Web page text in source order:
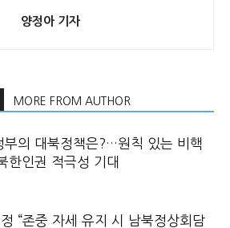
양정아 기자
MORE FROM AUTHOR
부의 대북정책은?…원칙 있는 비핵
한인권 적극성 기대
“존중 자세 유지 시 남북정상회담